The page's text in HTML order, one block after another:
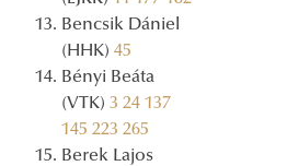
Bencsik Dániel
(HHK) 45
Bényi Beáta
(VTK) 3 24 137
145 223 265
Berek Lajos